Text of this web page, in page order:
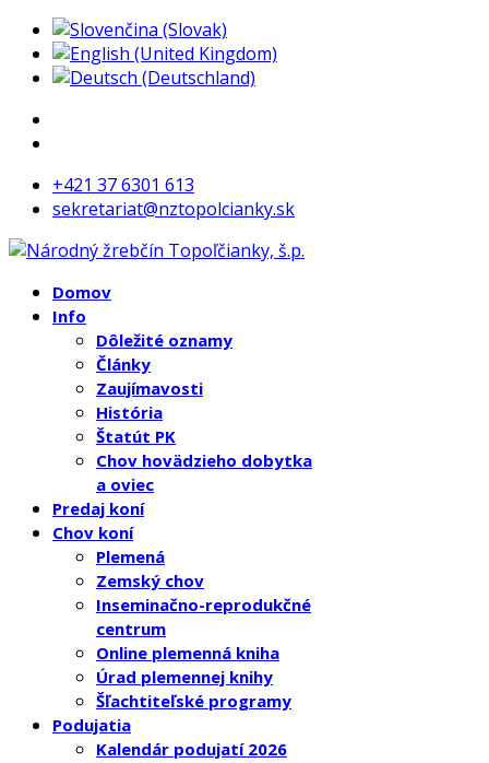
+421 37 6301 613
sekretariat@nztopolcianky.sk
Domov
Info
Dôležité oznamy
Články
Zaujímavosti
História
Štatút PK
Chov hovädzieho dobytka
a oviec
Predaj koní
Chov koní
Plemená
Zemský chov
Inseminačno-reprodukčné
centrum
Online plemenná kniha
Úrad plemennej knihy
Šľachtiteľské programy
Podujatia
Kalendár podujatí 2026